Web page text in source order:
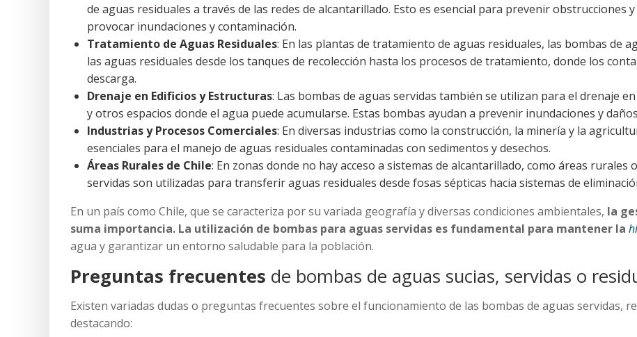
de aguas residuales a través de las redes de alcantarillado. Esto es esencial para prevenir obstrucciones
provocar inundaciones y contaminación.
Tratamiento de Aguas Residuales: En las plantas de tratamiento de aguas residuales, las bombas de
las aguas residuales desde los tanques de recolección hasta los procesos de tratamiento, donde los
descarga.
Drenaje en Edificios y Estructuras: Las bombas de aguas servidas también se utilizan para el drenaje
y otros espacios donde el agua puede acumularse. Estas bombas ayudan a prevenir inundaciones y
Industrias y Procesos Comerciales: En diversas industrias como la construcción, la minería y la
esenciales para el manejo de aguas residuales contaminadas con sedimentos y desechos.
Áreas Rurales de Chile: En zonas donde no hay acceso a sistemas de alcantarillado, como áreas
servidas son utilizadas para transferir aguas residuales desde fosas sépticas hacia sistemas de
En un país como Chile, que se caracteriza por su variada geografía y diversas condiciones ambientales, la
suma importancia. La utilización de bombas para aguas servidas es fundamental para mantener la
agua y garantizar un entorno saludable para la población.
Preguntas frecuentes de bombas de aguas sucias, servidas o
Existen variadas dudas o preguntas frecuentes sobre el funcionamiento de las bombas de aguas servidas,
destacando: